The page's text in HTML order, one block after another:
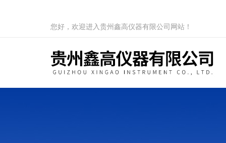
您好，欢迎进入贵州鑫高仪器有限公司网站！